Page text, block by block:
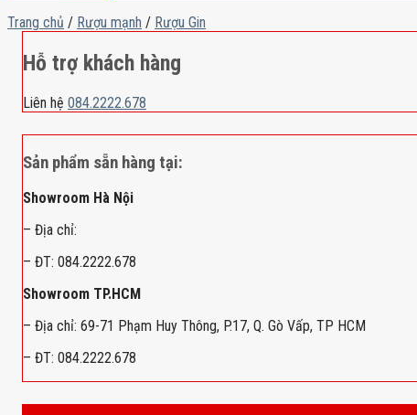
Trang chủ / Rượu mạnh / Rượu Gin
Hỗ trợ khách hàng
Liên hệ 084.2222.678
Sản phẩm sẵn hàng tại:
Showroom Hà Nội
– Địa chỉ:
– ĐT: 084.2222.678
Showroom TP.HCM
– Địa chỉ: 69-71 Phạm Huy Thông, P.17, Q. Gò Vấp, TP HCM
– ĐT: 084.2222.678